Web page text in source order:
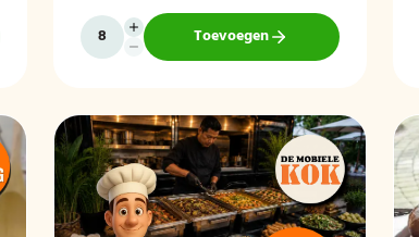
Toevoegen